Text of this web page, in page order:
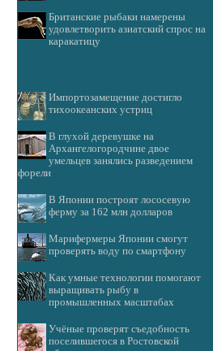
Британские рыбаки намерены
удовлетворить азиатский спрос на
каракатицу
Импортозамещение достигло
тихоокеанских устриц
В глухой деревушке на
Архангелогородчине двое
умельцев занялись разведением
форели
В Японии построят лососевую
ферму за 162 млн долларов
Марифермеры Японии смогут
проверять воду по смартфону
Как умные технологии помогают
выращивать рыбу в
промышленных масштабах
Учёные проверят съедобность
поселившегося в Ростовской